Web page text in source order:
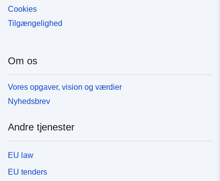
Cookies
Tilgængelighed
Om os
Vores opgaver, vision og værdier
Nyhedsbrev
Andre tjenester
EU law
EU tenders